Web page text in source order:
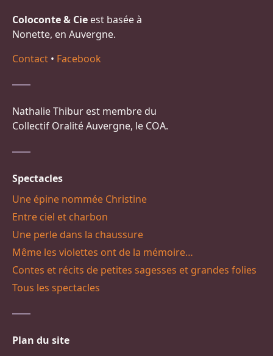
Coloconte & Cie est basée à
Nonette, en Auvergne.
Contact • Facebook
Nathalie Thibur est membre du
Collectif Oralité Auvergne, le COA.
Spectacles
Une épine nommée Christine
Entre ciel et charbon
Une perle dans la chaussure
Même les violettes ont de la mémoire…
Contes et récits de petites sagesses et grandes folies
Tous les spectacles
Plan du site